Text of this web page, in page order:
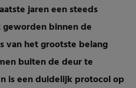
jaren een steeds
binnen de
van het grootste belang
buiten de deur te
is een duidelijk protocol op